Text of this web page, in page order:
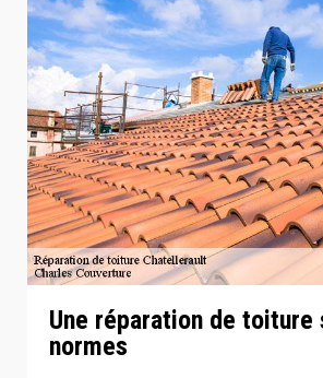
Une réparation de toiture
normes